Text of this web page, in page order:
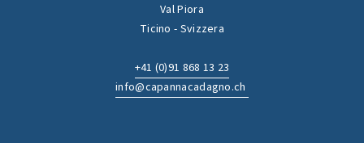
Val Piora
Ticino - Svizzera
+41 (0)91 868 13 23
info@capannacadagno.ch